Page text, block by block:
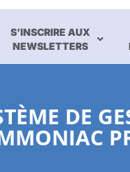
S’INSCRIRE AUX
NEWSLETTERS
DE